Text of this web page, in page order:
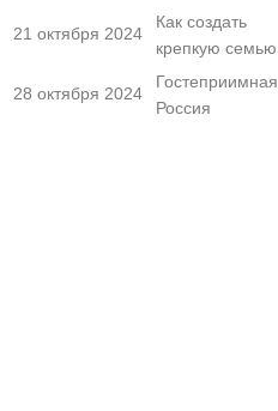
21 октября 2024
Как создать
крепкую семью
28 октября 2024
Гостеприимная
Россия